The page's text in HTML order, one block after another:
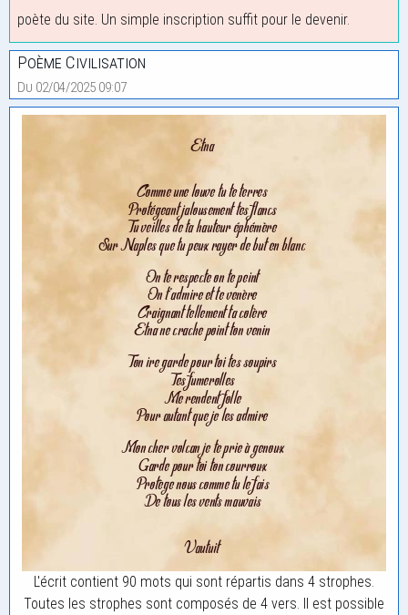
poète du site. Un simple inscription suffit pour le devenir.
Poème Civilisation
Du 02/04/2025 09:07
L'écrit contient 90 mots qui sont répartis dans 4 strophes.
Toutes les strophes sont composés de 4 vers. Il est possible